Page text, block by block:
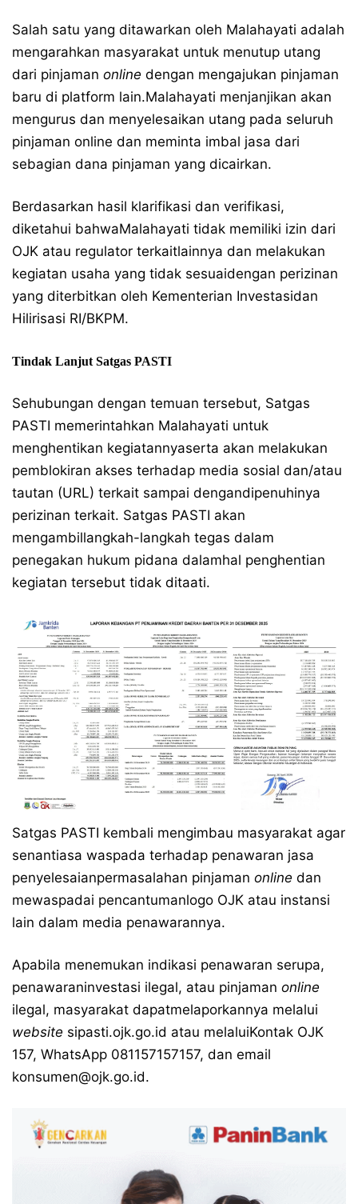
Salah satu yang ditawarkan oleh Malahayati adalah
mengarahkan masyarakat untuk menutup utang
dari pinjaman online dengan mengajukan pinjaman
baru di platform lain.Malahayati menjanjikan akan
mengurus dan menyelesaikan utang pada seluruh
pinjaman online dan meminta imbal jasa dari
sebagian dana pinjaman yang dicairkan.
Berdasarkan hasil klarifikasi dan verifikasi,
diketahui bahwaMalahayati tidak memiliki izin dari
OJK atau regulator terkaitlainnya dan melakukan
kegiatan usaha yang tidak sesuaidengan perizinan
yang diterbitkan oleh Kementerian Investasidan
Hilirisasi RI/BKPM.
Tindak Lanjut Satgas PASTI
Sehubungan dengan temuan tersebut, Satgas
PASTI memerintahkan Malahayati untuk
menghentikan kegiatannyaserta akan melakukan
pemblokiran akses terhadap media sosial dan/atau
tautan (URL) terkait sampai dengandipenuhinya
perizinan terkait. Satgas PASTI akan
mengambillangkah-langkah tegas dalam
penegakan hukum pidana dalamhal penghentian
kegiatan tersebut tidak ditaati.
Satgas PASTI kembali mengimbau masyarakat agar
senantiasa waspada terhadap penawaran jasa
penyelesaianpermasalahan pinjaman online dan
mewaspadai pencantumanlogo OJK atau instansi
lain dalam media penawarannya.
Apabila menemukan indikasi penawaran serupa,
penawaraninvestasi ilegal, atau pinjaman online
ilegal, masyarakat dapatmelaporkannya melalui
website sipasti.ojk.go.id atau melaluiKontak OJK
157, WhatsApp 081157157157, dan email
konsumen@ojk.go.id.